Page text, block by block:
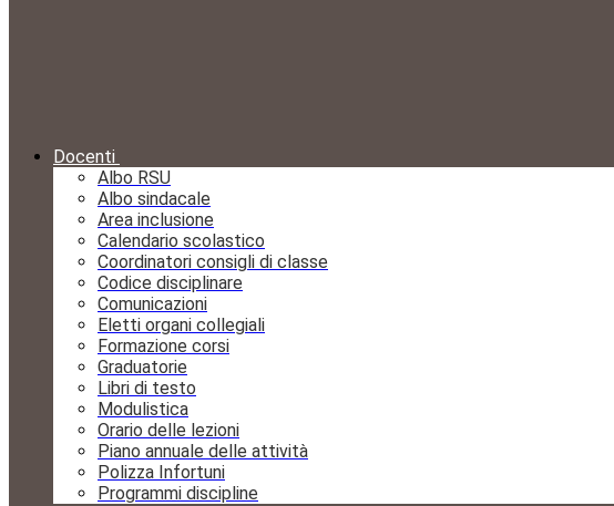
Docenti
Albo RSU
Albo sindacale
Area inclusione
Calendario scolastico
Coordinatori consigli di classe
Codice disciplinare
Comunicazioni
Eletti organi collegiali
Formazione corsi
Graduatorie
Libri di testo
Modulistica
Orario delle lezioni
Piano annuale delle attività
Polizza Infortuni
Programmi discipline